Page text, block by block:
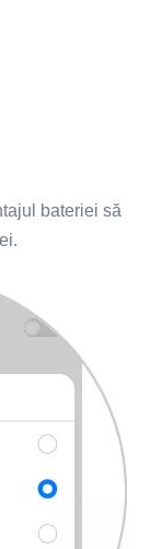
bateriei să